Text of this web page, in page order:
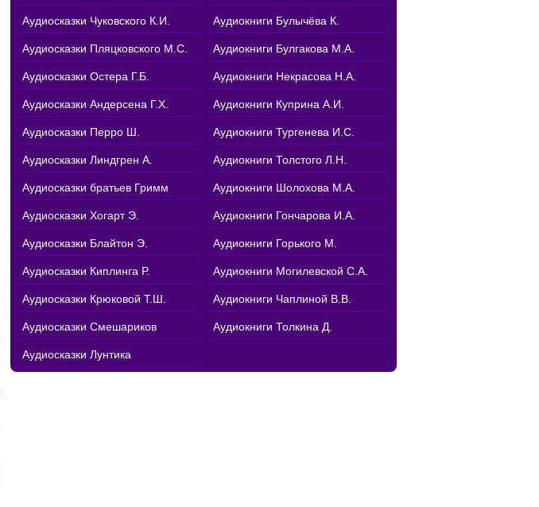
Аудиосказки Чуковского К.И.
Аудиосказки Пляцковского М.С.
Аудиосказки Остера Г.Б.
Аудиосказки Андерсена Г.Х.
Аудиосказки Перро Ш.
Аудиосказки Линдгрен А.
Аудиосказки братьев Гримм
Аудиосказки Хогарт Э.
Аудиосказки Блайтон Э.
Аудиосказки Киплинга Р.
Аудиосказки Крюковой Т.Ш.
Аудиосказки Смешариков
Аудиосказки Лунтика
Аудиокниги Булычёва К.
Аудиокниги Булгакова М.А.
Аудиокниги Некрасова Н.А.
Аудиокниги Куприна А.И.
Аудиокниги Тургенева И.С.
Аудиокниги Толстого Л.Н.
Аудиокниги Шолохова М.А.
Аудиокниги Гончарова И.А.
Аудиокниги Горького М.
Аудиокниги Могилевской С.А.
Аудиокниги Чаплиной В.В.
Аудиокниги Толкина Д.